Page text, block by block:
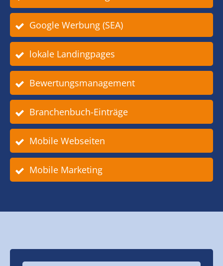
Google Werbung (SEA)
lokale Landingpages
Bewertungsmanagement
Branchenbuch-Einträge
Mobile Webseiten
Mobile Marketing